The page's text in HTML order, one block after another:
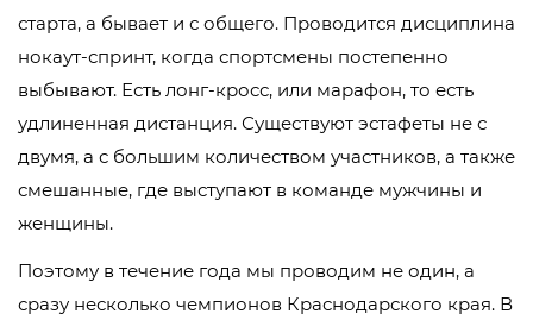
старта, а бывает и с общего. Проводится дисциплина
нокаут-спринт, когда спортсмены постепенно
выбывают. Есть лонг-кросс, или марафон, то есть
удлиненная дистанция. Существуют эстафеты не с
двумя, а с большим количеством участников, а также
смешанные, где выступают в команде мужчины и
женщины.
Поэтому в течение года мы проводим не один, а
сразу несколько чемпионов Краснодарского края. В